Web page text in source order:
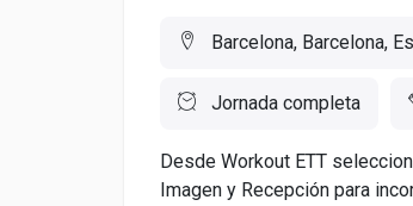
Barcelona, Barcelona,
Jornada completa
Desde Workout ETT
Imagen y Recepción para